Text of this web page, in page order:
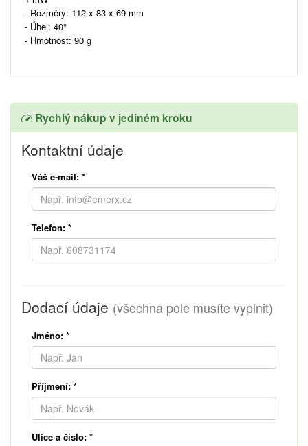
- Rozměry: 112 x 83 x 69 mm
- Úhel: 40°
- Hmotnost: 90 g
Rychlý nákup v jediném kroku
Kontaktní údaje
Váš e-mail: *
Telefon: *
Dodací údaje (všechna pole musíte vyplnit)
Jméno: *
Příjmení: *
Ulice a číslo: *